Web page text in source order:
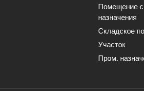
Помещение
назначения
Складское
Участок
Пром.